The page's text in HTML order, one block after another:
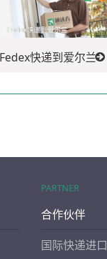
Fedex快递到爱尔兰
PARTNER
合作伙伴
国际快递进口